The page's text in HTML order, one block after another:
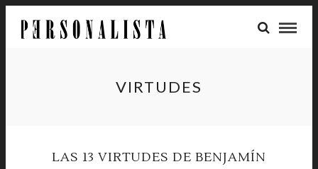
VIRTUDES
LAS 13 VIRTUDES DE BENJAMÍN